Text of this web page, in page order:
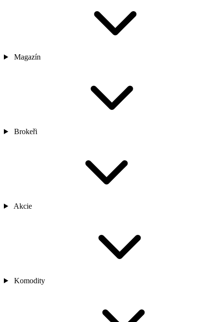
Magazín
Brokeři
Akcie
Komodity